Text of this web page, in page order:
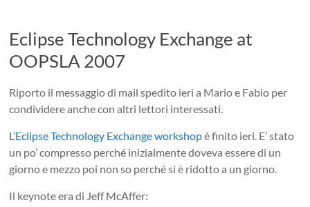
Eclipse Technology Exchange at
OOPSLA 2007
Riporto il messaggio di mail spedito ieri a Mario e Fabio per
condividere anche con altri lettori interessati.
L’Eclipse Technology Exchange workshopè finito ieri. E’ stato
un po’ compresso perché inizialmente doveva essere di un
giorno e mezzo poi non so perché si è ridotto a un giorno.
Il keynote era di Jeff McAffer: